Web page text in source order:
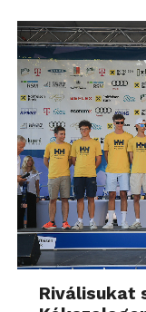
Riválisukat